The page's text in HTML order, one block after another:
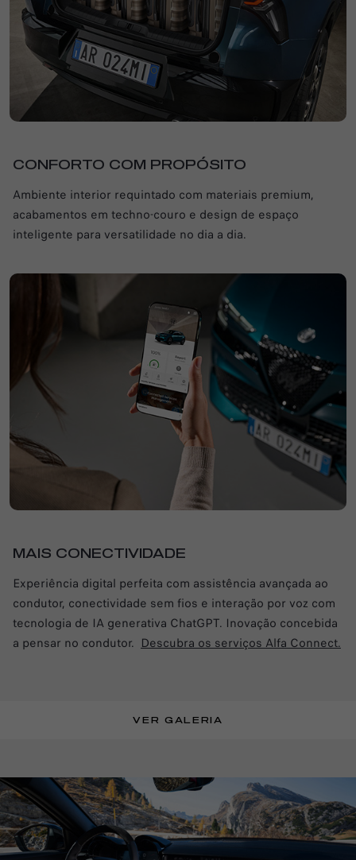
CONFORTO COM PROPÓSITO
Ambiente interior requintado com materiais premium,
acabamentos em techno-couro e design de espaço
inteligente para versatilidade no dia a dia.
MAIS CONECTIVIDADE
Experiência digital perfeita com assistência avançada ao
condutor, conectividade sem fios e interação por voz com
tecnologia de IA generativa ChatGPT. Inovação concebida
a pensar no condutor. Descubra os serviços Alfa Connect.
VER GALERIA